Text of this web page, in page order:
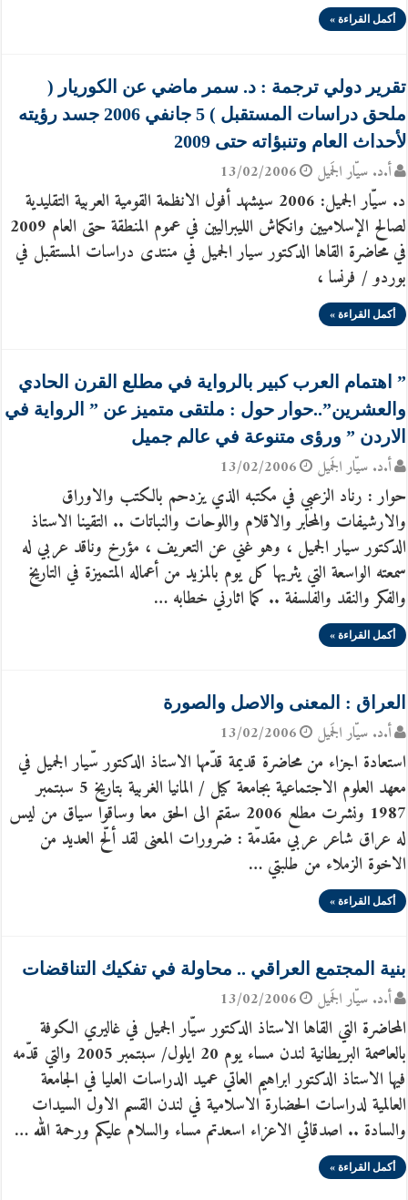
أكمل القراءة »
تقرير دولي ترجمة : د. سمر ماضي عن الكوريار (
ملحق دراسات المستقبل ) 5 جانفي 2006 جسد رؤيته
لأحداث العام وتنبؤاته حتى 2009
أ.د. سيّار الجَميل 13/02/2006
د. سيّار الجميل: 2006 سيشهد أفول الانظمة القومية العربية التقليدية
لصالح الإسلاميين وانكماش الليبراليين في عموم المنطقة حتى العام 2009
في محاضرة القاها الدكتور سيار الجميل في منتدى دراسات المستقبل في
بوردو / فرنسا ،
أكمل القراءة »
” اهتمام العرب كبير بالرواية في مطلع القرن الحادي
والعشرين”..حوار حول : ملتقى متميز عن ” الرواية في
الاردن ” ورؤى متنوعة في عالم جميل
أ.د. سيّار الجَميل 13/02/2006
حوار : رناد الزعبي في مكتبه الذي يزدحم بالكتب والاوراق
والارشيفات والمحابر والاقلام واللوحات والنباتات .. التقينا الاستاذ
الدكتور سيار الجميل ، وهو غني عن التعريف ، مؤرخ وناقد عربي له
سمعته الواسعة التي يثريها كل يوم بالمزيد من أعماله المتميزة في التاريخ
والفكر والنقد والفلسفة .. كما اثارني خطابه …
أكمل القراءة »
العراق : المعنى والاصل والصورة
أ.د. سيّار الجَميل 13/02/2006
استعادة اجزاء من محاضرة قديمة قدّمها الاستاذ الدكتور سّيار الجميل في
معهد العلوم الاجتماعية بجامعة كيل / المانيا الغربية بتاريخ 5 سبتمبر
1987 ونشرت مطلع 2006 سقتم الى الحق معا وساقوا سياق من ليس
له عراق شاعر عربي مقدمّة : ضرورات المعنى لقد ألّح العديد من
الاخوة الزملاء من طلبتي …
أكمل القراءة »
بنية المجتمع العراقي .. محاولة في تفكيك التناقضات
أ.د. سيّار الجَميل 13/02/2006
المحاضرة التي القاها الاستاذ الدكتور سيّار الجميل في غاليري الكوفة
بالعاصمة البريطانية لندن مساء يوم 20 ايلول/ سبتمبر 2005 والتي قدّمه
فيها الاستاذ الدكتور ابراهيم العاتي عميد الدراسات العليا في الجامعة
العالمية لدراسات الحضارة الاسلامية في لندن القسم الاول السيدات
والسادة .. اصدقائي الاعزاء اسعدتم مساء والسلام عليكم ورحمة الله …
أكمل القراءة »